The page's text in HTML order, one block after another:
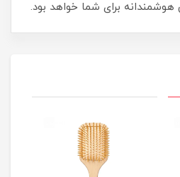
هوشمندانه برای شما خواهد بود.